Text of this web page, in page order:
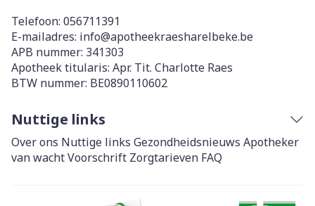
Telefoon: 056711391
E-mailadres: info@apotheekraesharelbeke.be
APB nummer: 341303
Apotheek titularis: Apr. Tit. Charlotte Raes
BTW nummer: BE0890110602
Nuttige links
Over ons Nuttige links Gezondheidsnieuws Apotheker
van wachtVoorschrift Zorgtarieven FAQ